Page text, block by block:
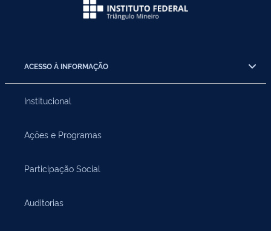
ACESSO À INFORMAÇÃO
Institucional
Ações e Programas
Participação Social
Auditorias